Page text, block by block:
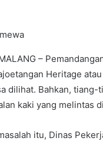
–
Heritage
dilihat. Bahkan, tiang-
kaki yang melintas
itu, Dinas